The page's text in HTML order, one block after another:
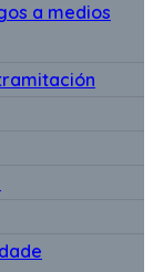
a medios